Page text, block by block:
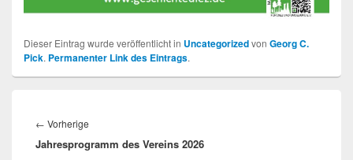
Dieser Eintrag wurde veröffentlicht in Uncategorizedvon Georg C.
Pick. Permanenter Link des Eintrags.
← Vorherige
Beitrag:
Jahresprogramm des Vereins 2026